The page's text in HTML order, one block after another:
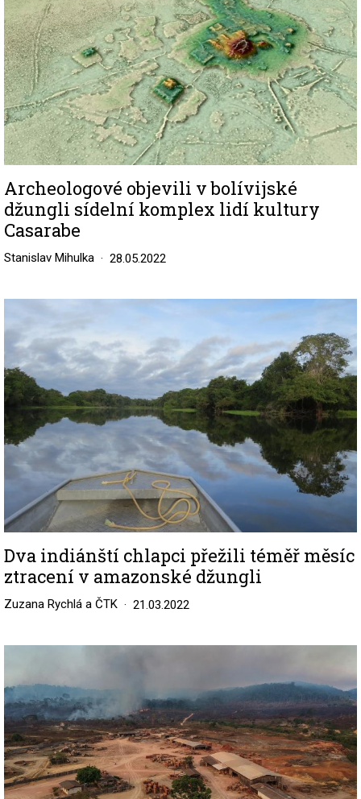
Archeologové objevili v bolívijské
džungli sídelní komplex lidí kultury
Casarabe
Stanislav Mihulka 28.05.2022
Dva indiánští chlapci přežili téměř měsíc
ztracení v amazonské džungli
Zuzana Rychlá a ČTK 21.03.2022